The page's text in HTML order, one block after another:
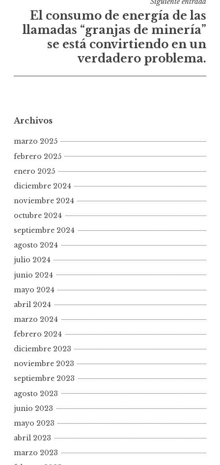
El consumo de energía de las
llamadas “granjas de minería”
se está convirtiendo en un
verdadero problema.
Archivos
marzo 2025
febrero 2025
enero 2025
diciembre 2024
noviembre 2024
octubre 2024
septiembre 2024
agosto 2024
julio 2024
junio 2024
mayo 2024
abril 2024
marzo 2024
febrero 2024
diciembre 2023
noviembre 2023
septiembre 2023
agosto 2023
junio 2023
mayo 2023
abril 2023
marzo 2023